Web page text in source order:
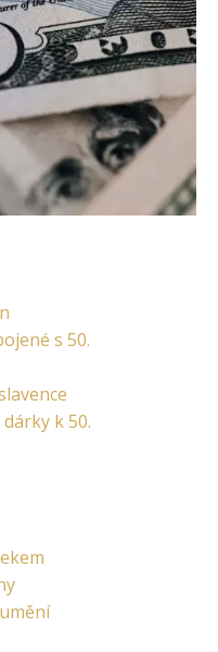
s 50.
k 50.